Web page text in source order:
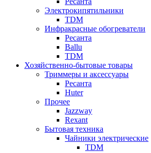
Электрокипятильники
TDM
Инфракрасные обогреватели
Ресанта
Ballu
TDM
Хозяйственно-бытовые товары
Триммеры и аксессуары
Ресанта
Huter
Прочее
Jazzway
Rexant
Бытовая техника
Чайники электрические
TDM